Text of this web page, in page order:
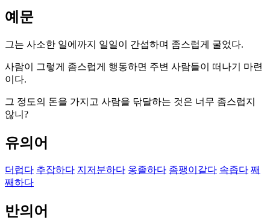
예문
그는 사소한 일에까지 일일이 간섭하며 좀스럽게 굴었다.
사람이 그렇게 좀스럽게 행동하면 주변 사람들이 떠나기 마련
이다.
그 정도의 돈을 가지고 사람을 닦달하는 것은 너무 좀스럽지
않니?
유의어
더럽다 추잡하다 지저분하다 옹졸하다 좀팽이같다 속좁다 째
째하다
반의어